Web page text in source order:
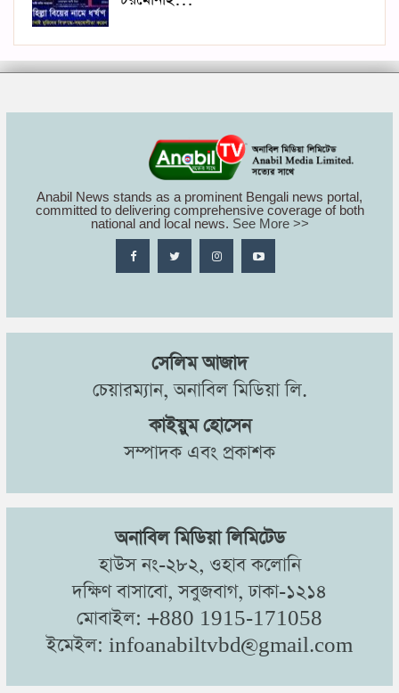
Anabil News stands as a prominent Bengali news portal,
committed to delivering comprehensive coverage of both
national and local news. See More >>
সেলিম আজাদ
চেয়ারম্যান, অনাবিল মিডিয়া লি.
কাইয়ুম হোসেন
সম্পাদক এবং প্রকাশক
অনাবিল মিডিয়া লিমিটেড
হাউস নং-২৮২, ওহাব কলোনি
দক্ষিণ বাসাবো, সবুজবাগ, ঢাকা-১২১৪
মোবাইল: +880 1915-171058
ইমেইল: infoanabiltvbd@gmail.com